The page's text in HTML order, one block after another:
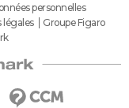
personnelles
légales
Groupe Figaro